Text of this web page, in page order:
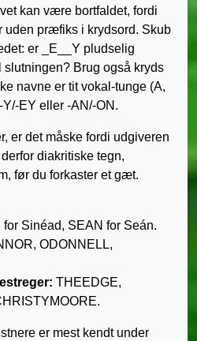
kan være bortfaldet, fordi
uden præfiks i krydsord. Skub
er _E__Y pludselig
slutningen? Brug også kryds
navne er tit vokal-tunge (A,
EY eller ‑AN/-ON.
er det måske fordi udgiveren
diakritiske tegn,
før du forkaster et gæt.
for Sinéad, SEAN for Seán.
ODONNELL,
THEEDGE,
er mest kendt under